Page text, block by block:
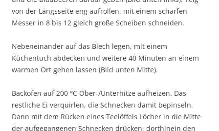
von der Längsseite eng aufrollen, mit einem scharfen
Messer in 8 bis 12 gleich große Scheiben schneiden.
Nebeneinander auf das Blech legen, mit einem
Küchentuch abdecken und weitere 40 Minuten an einem
warmen Ort gehen lassen (Bild unten Mitte).
Backofen auf 200 °C Ober-/Unterhitze aufheizen. Das
restliche Ei verquirlen, die Schnecken damit bepinseln.
Dann mit dem Rücken eines Teelöffels Löcher in die Mitte
der aufgegangenen Schnecken drücken, dorthinein den